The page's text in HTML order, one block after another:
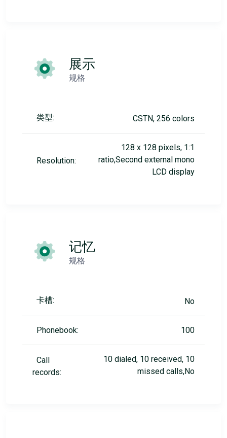
展示
规格
类型: CSTN, 256 colors
Resolution:
128 x 128 pixels, 1:1
ratio,Second external mono
LCD display
记忆
规格
卡槽: No
Phonebook: 100
Call
records:
10 dialed, 10 received, 10
missed calls,No